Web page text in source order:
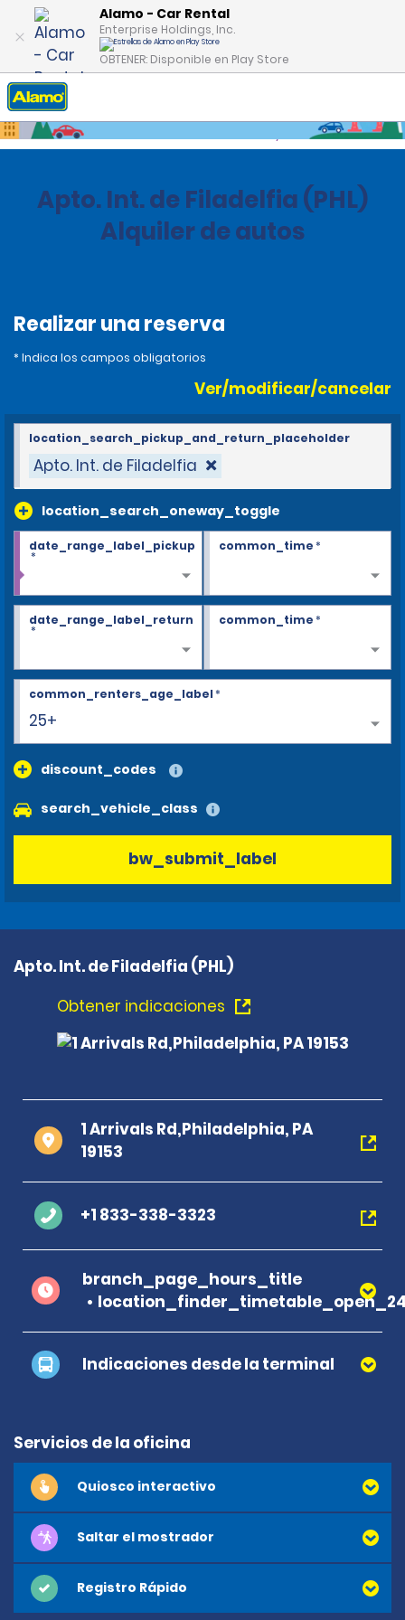
Alamo - Car Rental
Enterprise Holdings, Inc.
OBTENER: Disponible en Play Store
Inicio Oficinas Pennsylvania
Apto. Int. de Filadelfia (PHL)
Alquiler de autos
Realizar una reserva
* Indica los campos obligatorios
Ver/modificar/cancelar
Apto. Int. de Filadelfia
location_search_oneway_toggle
location_search_pickup_and_return_placeholder
date_range_label_pickup
*
common_time*
date_range_label_return
*
common_time*
25+
common_renters_age_label*
discount_codes
search_vehicle_class
bw_submit_label
Apto. Int. de Filadelfia (PHL)
Obtener indicaciones
1 Arrivals Rd,Philadelphia, PA
19153
+1 833-338-3323
branch_page_hours_title
Indicaciones desde la terminal
Servicios de la oficina
Quiosco interactivo
Saltar el mostrador
Registro Rápido